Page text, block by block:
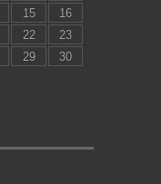
15
16
22
23
29
30